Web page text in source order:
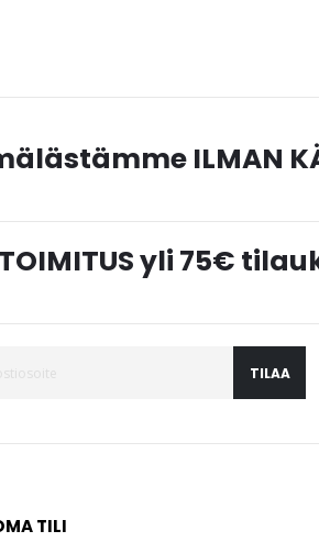
ILMAN
TOIMITUS yli 75€
TILAA
TILI